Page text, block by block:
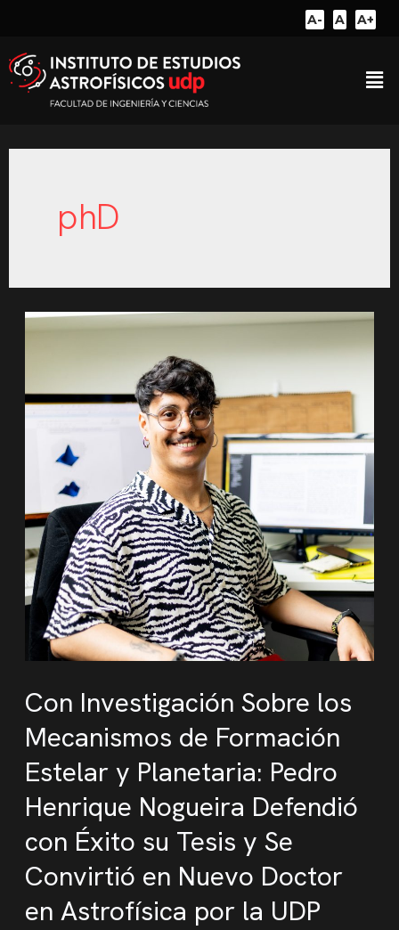
A- A A+
phD
Con Investigación Sobre los
Mecanismos de Formación
Estelar y Planetaria: Pedro
Henrique Nogueira Defendió
con Éxito su Tesis y Se
Convirtió en Nuevo Doctor
en Astrofísica por la UDP